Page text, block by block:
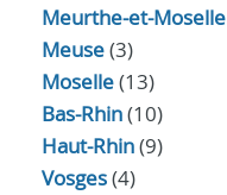
Meurthe-et-Moselle
Meuse(3)
Moselle(13)
Bas-Rhin(10)
Haut-Rhin(9)
Vosges(4)